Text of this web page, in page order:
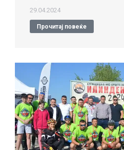
29.04.2024
Прочитај повеќе